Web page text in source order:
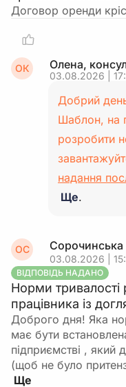
Договор оренди
ОК Олена,
03.08.2026 |
Добрий
Шаблон, на
розробити
надання
Ще.
ОС
03.08.2026 |
ВІДПОВІДЬ НАДАНО
Норми
працівника із
Доброго дня! Яка
має бути
підприємстві ,
(щоб не було